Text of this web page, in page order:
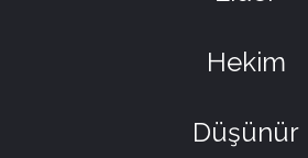
Hekim
Düşünür